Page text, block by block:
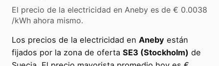
El precio de la electricidad en Aneby es de € 0.0038
/kWh ahora mismo.
Los precios de la electricidad en Aneby están
fijados por la zona de oferta SE3 (Stockholm) de